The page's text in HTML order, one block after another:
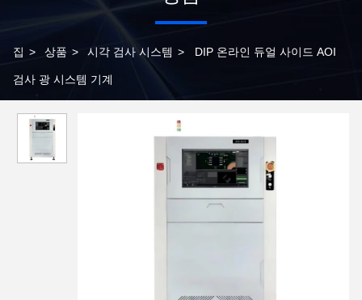
집 > 상품 > 시각 검사 시스템 > DIP 온라인 듀얼 사이드 AOI
검사 광 시스템 기계